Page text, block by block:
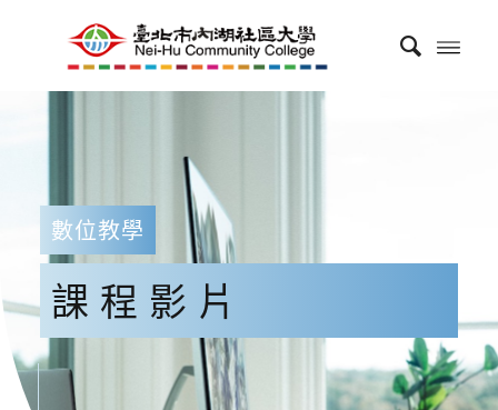
數位教學
課程影片